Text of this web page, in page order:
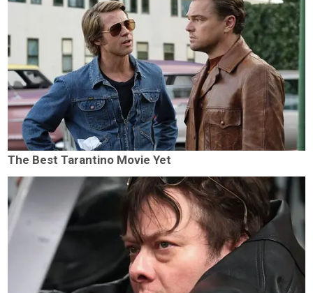
The Best Tarantino Movie Yet